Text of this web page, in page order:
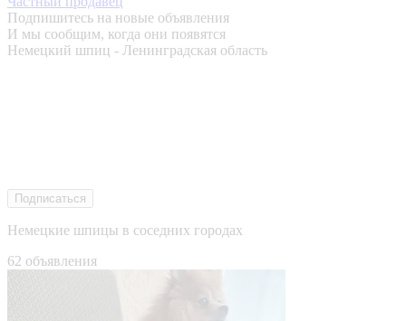
Подпишитесь на новые объявления
И мы сообщим, когда они появятся
Немецкий шпиц - Ленинградская область
Подписаться
Немецкие шпицы в соседних городах
62 объявления